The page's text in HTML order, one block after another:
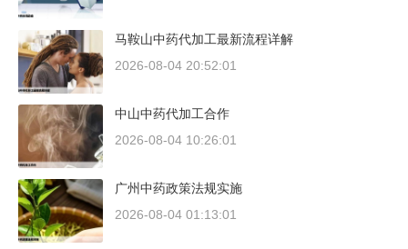
马鞍山中药代加工最新流程详解
2026-08-04 20:52:01
中山中药代加工合作
2026-08-04 10:26:01
广州中药政策法规实施
2026-08-04 01:13:01